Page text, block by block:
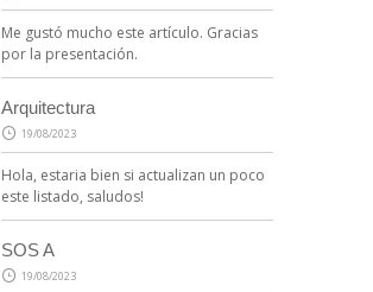
Me gustó mucho este artículo. Gracias
por la presentación.
Arquitectura
19/08/2023
Hola, estaria bien si actualizan un poco
este listado, saludos!
SOS A
19/08/2023